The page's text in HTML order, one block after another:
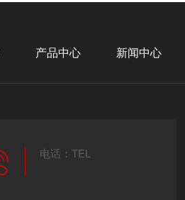
产品中心 新闻中心
电话：TEL